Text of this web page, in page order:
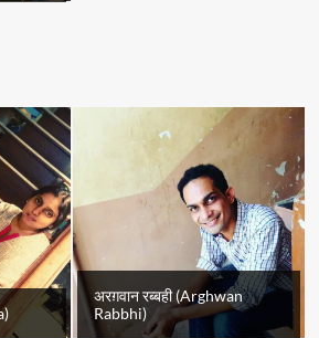
अरग़वान रब्बही (Arghwan
Rabbhi)